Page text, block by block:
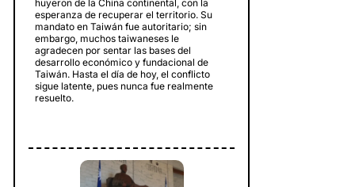
huyeron de la China continental, con la
esperanza de recuperar el territorio. Su
mandato en Taiwán fue autoritario; sin
embargo, muchos taiwaneses le
agradecen por sentar las bases del
desarrollo económico y fundacional de
Taiwán. Hasta el día de hoy, el conflicto
sigue latente, pues nunca fue realmente
resuelto.